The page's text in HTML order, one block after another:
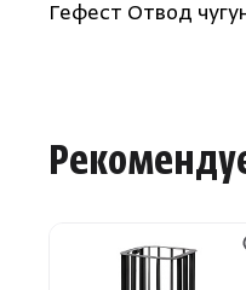
Гефест Отвод